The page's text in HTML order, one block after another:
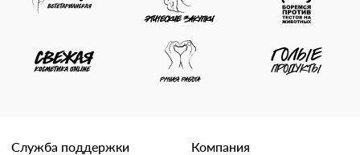
Служба поддержки Компания